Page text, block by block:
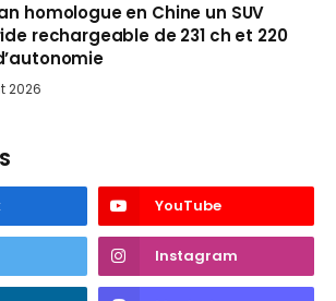
homologue en Chine un SUV
rechargeable de 231 ch et 220
2026
YouTube
Instagram